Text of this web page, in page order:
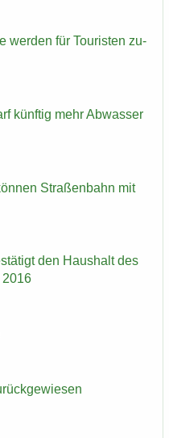
wer­den für Tou­ris­ten zu­
künf­tig mehr Ab­was­ser
Stra­ßen­bahn mit
den Haus­halt des
2016